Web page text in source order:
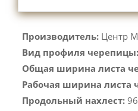
Производитель: Центр
Вид профиля черепицы:
Общая ширина листа
Рабочая ширина листа
Продольный нахлест: